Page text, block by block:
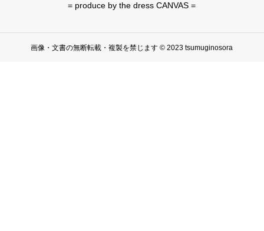
= produce by the dress CANVAS =
画像・文書の無断転載・複製を禁じます © 2023 tsumuginosora